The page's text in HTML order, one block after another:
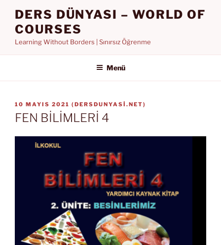
DERS DÜNYASI – WORLD OF
COURSES
Learning Without Borders | Sınırsız Öğrenme
Menü
YAYIM
TARIHI
10 MAYIS 2021 (DERSDUNYASI.NET)
FEN BİLİMLERİ 4